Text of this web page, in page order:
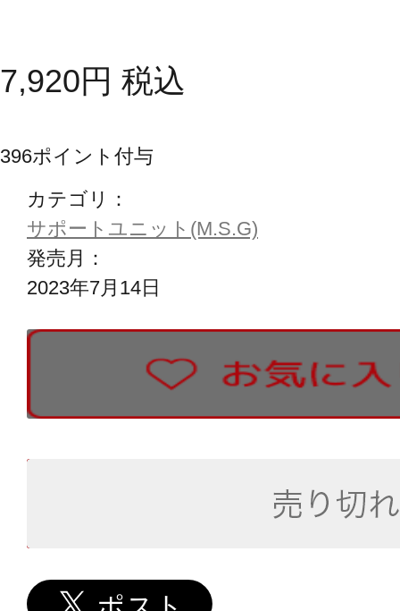
7,920円 税込
396ポイント付与
カテゴリ：
サポートユニット(M.S.G)
発売月：
2023年7月14日